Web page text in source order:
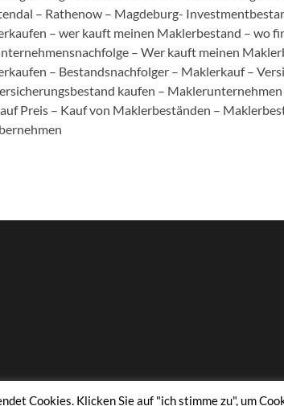
– Rathenow – Magdeburg-
– wer kauft meinen Maklerbestand – wo
– Wer kauft meinen
– Bestandsnachfolger – Maklerkauf –
kaufen –
Preis – Kauf von Maklerbeständen –
Cookies. Klicken Sie auf "ich stimme zu", um